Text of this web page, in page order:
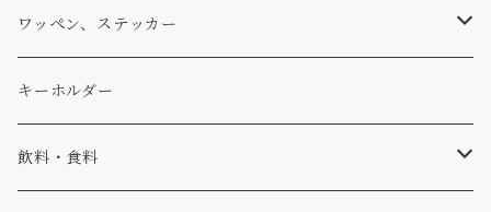
アウター
コラボ
食品
コーヒー
焚き火
小物
ステッカー
小物
バイク
Tシャツ
キャップ、ニット
バッグ
ワッペン、ステッカー
ワッペン
ステッカー
キーホルダー
飲料・食料